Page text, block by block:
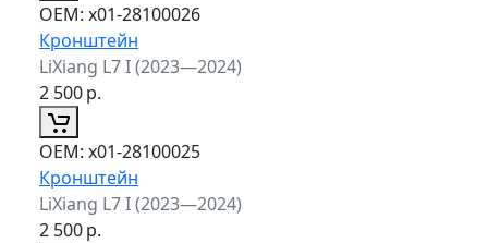
ОЕМ: x01-28100026
Кронштейн
LiXiang L7 I (2023—2024)
2 500р.
ОЕМ: x01-28100025
Кронштейн
LiXiang L7 I (2023—2024)
2 500р.